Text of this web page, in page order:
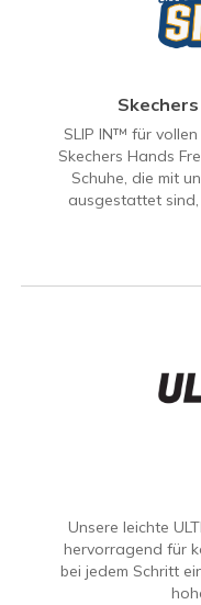
SLIP IN™ für
Skechers Hands
Schuhe, die mit
ausgestattet sind,
Unsere leichte
hervorragend für
bei jedem Schritt